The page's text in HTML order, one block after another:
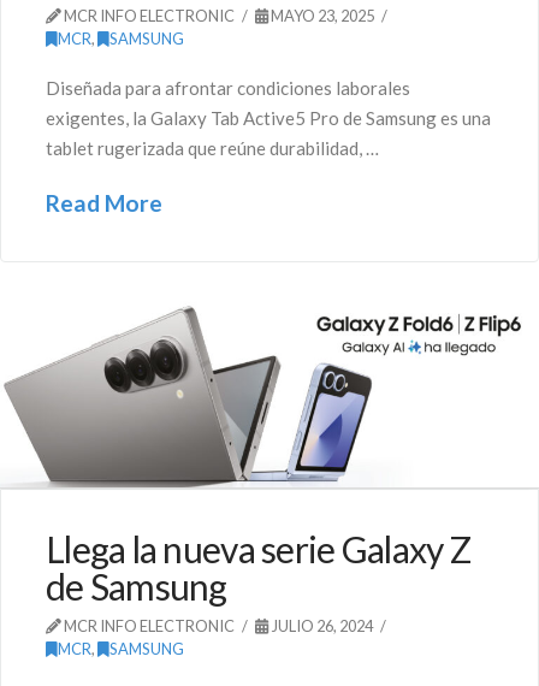
MCR INFO ELECTRONIC
MAYO 23, 2025
MCR, SAMSUNG
Diseñada para afrontar condiciones laborales
exigentes, la Galaxy Tab Active5 Pro de Samsung es una
tablet rugerizada que reúne durabilidad, …
Read More
Llega la nueva serie Galaxy Z
de Samsung
MCR INFO ELECTRONIC
JULIO 26, 2024
MCR, SAMSUNG